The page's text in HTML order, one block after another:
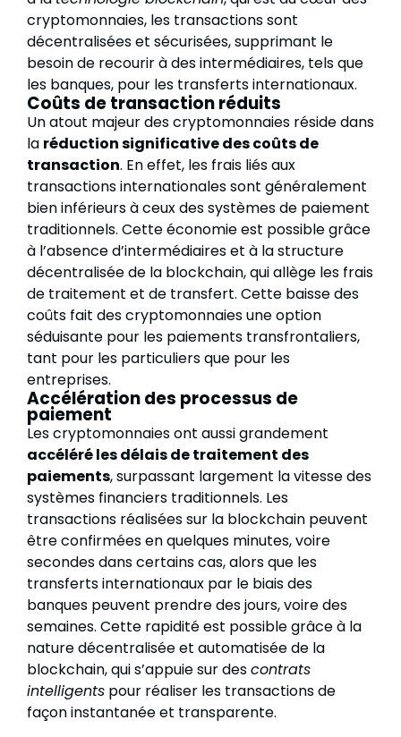
cryptomonnaies, les transactions sont
décentralisées et sécurisées, supprimant le
besoin de recourir à des intermédiaires, tels que
les banques, pour les transferts internationaux.
Coûts de transaction réduits
Un atout majeur des cryptomonnaies réside dans
la réduction significative des coûts de
transaction. En effet, les frais liés aux
transactions internationales sont généralement
bien inférieurs à ceux des systèmes de paiement
traditionnels. Cette économie est possible grâce
à l’absence d’intermédiaires et à la structure
décentralisée de la blockchain, qui allège les frais
de traitement et de transfert. Cette baisse des
coûts fait des cryptomonnaies une option
séduisante pour les paiements transfrontaliers,
tant pour les particuliers que pour les
entreprises.
Accélération des processus de
paiement
Les cryptomonnaies ont aussi grandement
accéléré les délais de traitement des
paiements, surpassant largement la vitesse des
systèmes financiers traditionnels. Les
transactions réalisées sur la blockchain peuvent
être confirmées en quelques minutes, voire
secondes dans certains cas, alors que les
transferts internationaux par le biais des
banques peuvent prendre des jours, voire des
semaines. Cette rapidité est possible grâce à la
nature décentralisée et automatisée de la
blockchain, qui s’appuie sur descontrats
intelligents pour réaliser les transactions de
façon instantanée et transparente.